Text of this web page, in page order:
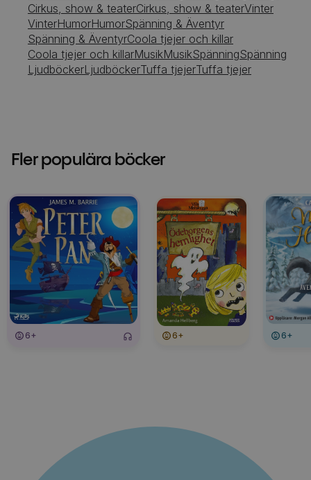
Cirkus, show & teaterCirkus, show & teaterVinter
VinterHumorHumorSpänning & Äventyr
Spänning & ÄventyrCoola tjejer och killar
Coola tjejer och killarMusikMusikSpänningSpänning
LjudböckerLjudböckerTuffa tjejerTuffa tjejer
Fler populära böcker
6+ 6+ 6+